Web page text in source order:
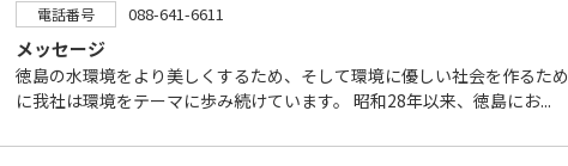
電話番号 088-641-6611
メッセージ
徳島の水環境をより美しくするため、そして環境に優しい社会を作るため
に我社は環境をテーマに歩み続けています。 昭和28年以来、徳島にお...